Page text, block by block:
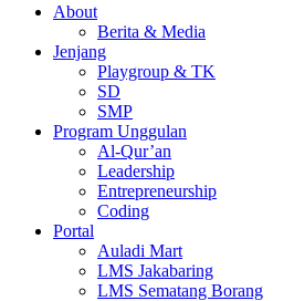
About
Berita & Media
Jenjang
Playgroup & TK
SD
SMP
Program Unggulan
Al-Qur’an
Leadership
Entrepreneurship
Coding
Portal
Auladi Mart
LMS Jakabaring
LMS Sematang Borang